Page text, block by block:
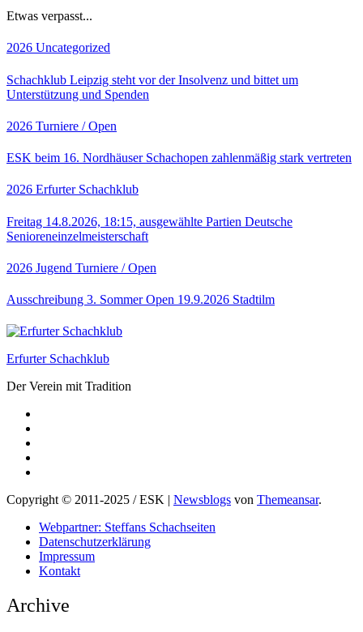
Etwas verpasst...
2026 Uncategorized
Schachklub Leipzig steht vor der Insolvenz und bittet um
Unterstützung und Spenden
2026 Turniere / Open
ESK beim 16. Nordhäuser Schachopen zahlenmäßig stark vertreten
2026 Erfurter Schachklub
Freitag 14.8.2026, 18:15, ausgewählte Partien Deutsche
Senioreneinzelmeisterschaft
2026 Jugend Turniere / Open
Ausschreibung 3. Sommer Open 19.9.2026 Stadtilm
Erfurter Schachklub
Der Verein mit Tradition
Copyright © 2011-2025 / ESK Newsblogs von Themeansar.
Webpartner: Steffans Schachseiten
Datenschutzerklärung
Impressum
Kontakt
Archive